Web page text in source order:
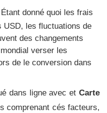
Étant donné quoi les frais
USD, les fluctuations de
des changements
verser les
de le conversion dans
dans ligne avec et Carte
comprenant cés facteurs,